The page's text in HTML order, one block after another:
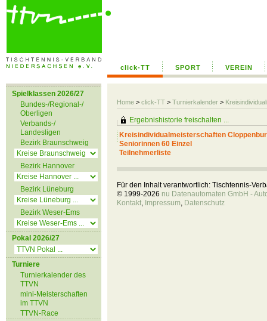
click-TT SPORT VEREIN
Home > click-TT > Turnierkalender >
Spielklassen 2026/27
Bundes-/Regional-/
Oberligen
Verbands-/
Landesligen
Bezirk Braunschweig
Bezirk Hannover
Bezirk Lüneburg
Bezirk Weser-Ems
Pokal 2026/27
Turniere
Turnierkalender des
TTVN
mini-Meisterschaften
im TTVN
TTVN-Race
Ergebnishistorie freischalten ...
Kreisindividualmeisterschaften
Seniorinnen 60 Einzel
Teilnehmerliste
Für den Inhalt verantwortlich: Tischtennis-
© 1999-2026 nu Datenautomaten GmbH -
Kontakt, Impressum, Datenschutz